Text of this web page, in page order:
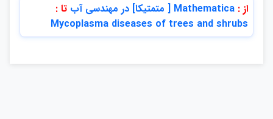
از : Mathematica [ متمتيكا] در مهندسي آب
تا :
Mycoplasma diseases of trees and shrubs